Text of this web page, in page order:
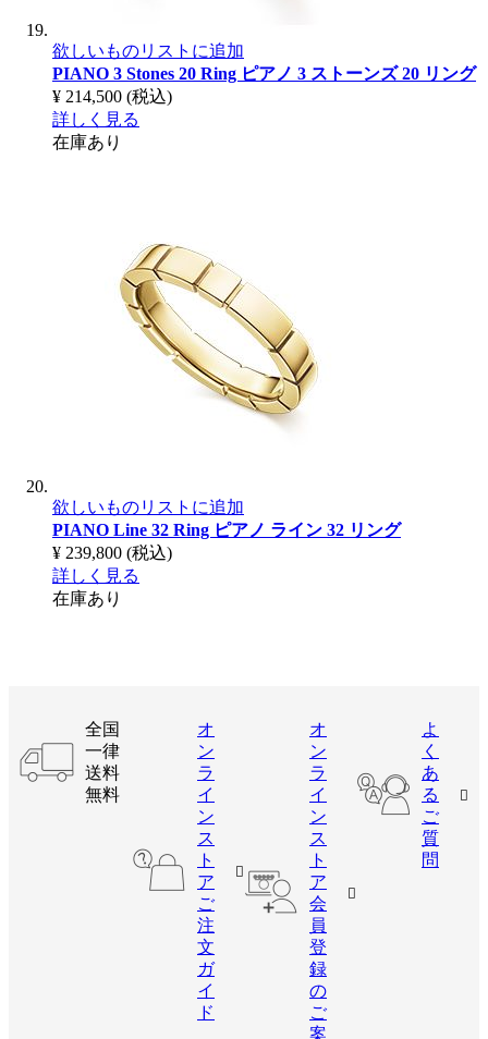
欲しいものリストに追加
PIANO 3 Stones 20 Ring ピアノ 3 ストーンズ 20 リング
¥ 214,500 (税込)
詳しく見る
在庫あり
欲しいものリストに追加
PIANO Line 32 Ring ピアノ ライン 32 リング
¥ 239,800 (税込)
詳しく見る
在庫あり
全国
一律
送料
無料
オ
ン
ラ
イ
ン
ス
ト
ア
ご
注
文
ガ
イ
ド
オ
ン
ラ
イ
ン
ス
ト
ア
会
員
登
録
の
ご
案
よ
く
あ
る
ご
質
問